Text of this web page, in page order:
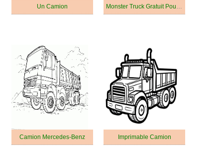
Un Camion Monster Truck Gratuit Pour Les Enfants
Camion Mercedes-Benz Imprimable Camion